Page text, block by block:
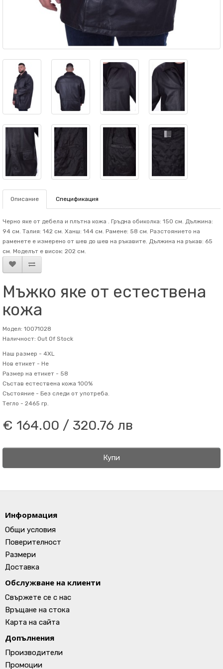
Описание Спецификация
Черно яке от дебела и плътна кожа . Гръдна обиколка: 150 см. Дължина:
94 см. Талия: 142 см. Ханш: 144 см. Рамене: 58 см. Разстоянието на
раменете е измерено от шев до шев на ръкавите. Дължина на ръкав: 65
см. Mоделът е висок: 202 см.
Мъжко яке от естествена
кожа
Модел: 10071028
Наличност: Out Of Stock
Наш размер - 4XL
Нов етикет - Не
Размер на етикет - 58
Състав естествена кожа 100%
Състояние - Без следи от употреба.
Тегло - 2465 гр.
€ 164.00 / 320.76 лв
Купи
Информация
Общи условия
Поверителност
Размери
Доставка
Обслужване на клиенти
Свържете се с нас
Връщане на стока
Карта на сайта
Допълнения
Производители
Промоции